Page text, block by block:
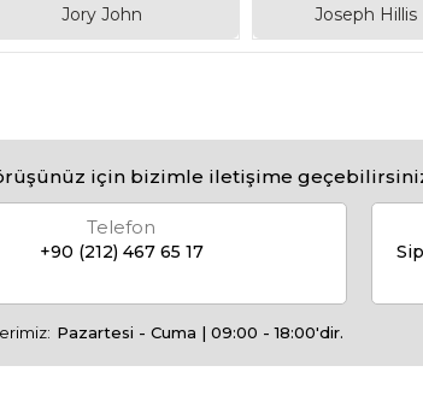
Jory John Joseph Hillis
için bizimle iletişime
Telefon
+90 (212) 467 65 17
Pazartesi - Cuma | 09:00 - 18:00'dir.